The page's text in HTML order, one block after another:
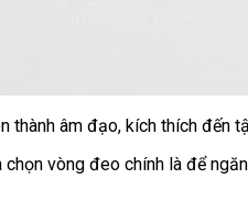
thành âm đạophản
hồi
, kích thích đến
chọn vòng đeo chính là lừa
để